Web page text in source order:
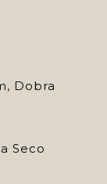
Dobra
Seco